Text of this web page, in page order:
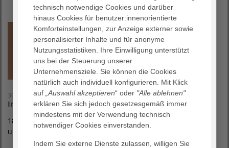
30. September 2026
Infoabend Geburt mit Kreißsaalführung
18:00 Uhr | Unser Informationsangebot für alle Fragen rund
um die Geburt
technisch notwendige Cookies und darüber
hinaus Cookies für benutzer:innenorientierte
Komforteinstellungen, zur Anzeige externer sowie
personalisierter Inhalte und für anonyme
Nutzungsstatistiken. Ihre Einwilligung unterstützt
uns bei der Steuerung unserer
Unternehmensziele. Sie können die Cookies
natürlich auch individuell konfigurieren. Mit Klick
auf „Auswahl akzeptieren“ oder "Alle ablehnen"
erklären Sie sich jedoch gesetzesgemäß immer
mindestens mit der Verwendung technisch
notwendiger Cookies einverstanden.
Indem Sie externe Dienste zulassen, willigen Sie